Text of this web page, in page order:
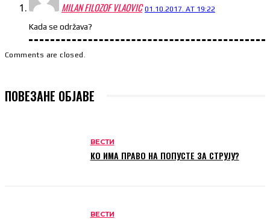
MILAN FILOZOF VLAOVIC 01.10.2017. AT 19:22
Kada se održava?
Comments are closed.
ПОВЕЗАНЕ ОБЈАВЕ
ВЕСТИ
КО ИМА ПРАВО НА ПОПУСТЕ ЗА СТРУЈУ?
ВЕСТИ